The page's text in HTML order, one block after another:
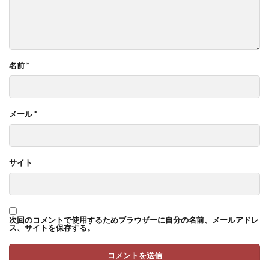
名前*
メール*
サイト
次回のコメントで使用するためブラウザーに自分の名前、メールアドレ
ス、サイトを保存する。